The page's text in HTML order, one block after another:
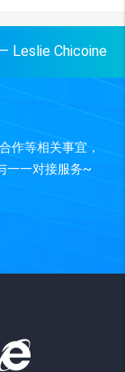
Leslie Chicoine
作等相关事宜，
一一对接服务~